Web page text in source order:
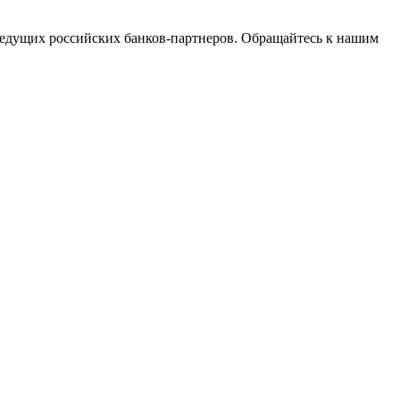
российских банков-партнеров. Обращайтесь к нашим